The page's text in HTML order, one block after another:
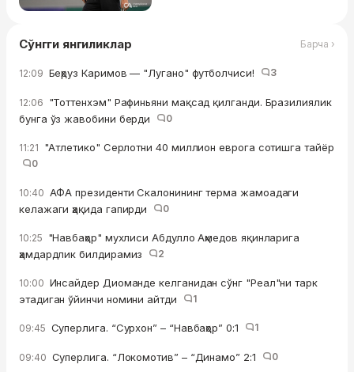
Сўнгги янгиликлар Барча ›
12:09 Беҳруз Каримов — "Лугано" футболчиси! 3
12:06 "Тоттенхэм" Рафиньяни мақсад қилганди. Бразилиялик
бунга ўз жавобини берди
0
11:21 "Атлетико" Серлотни 40 миллион еврога сотишга тайёр
0
10:40 АФА президенти Скалонининг терма жамоадаги
келажаги ҳақида гапирди
0
10:25 "Навбаҳор" мухлиси Абдулло Аҳмедов яқинларига
ҳамдардлик билдирамиз
2
10:00 Инсайдер Диоманде келганидан сўнг "Реал"ни тарк
этадиган ўйинчи номини айтди
1
09:45 Суперлига. “Сурхон” – “Навбаҳор” 0:1 1
09:40 Суперлига. “Локомотив” – “Динамо” 2:1 0